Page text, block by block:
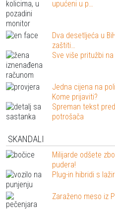
upućeni u p…
Dva desetljeća u
zaštiti…
Sve više pritužbi
Jedna cijena na
Kome prijaviti?
Spreman tekst
potrošača
SKANDALI
Milijarde odšete
pudera!
Plug-in hibridi s
Zaraženo meso iz